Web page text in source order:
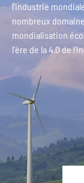
l'industrie
nombreux
mondialisation
l'ère de la 4.0 de